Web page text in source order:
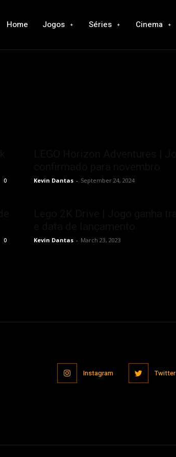
Home Jogos Séries Cinema
0 Kevin Dantas - September 24, 2024
0 Kevin Dantas - March 23, 2023
Instagram Twitter